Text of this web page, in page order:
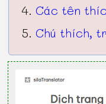
Các tên
Chú thích,